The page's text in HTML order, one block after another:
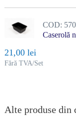
COD:
Caserolă
21,00 lei
Fără TVA/Set
Alte produse din